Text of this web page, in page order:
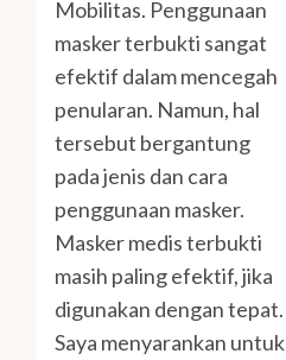
Mobilitas. Penggunaan
masker terbukti sangat
efektif dalam mencegah
penularan. Namun, hal
tersebut bergantung
pada jenis dan cara
penggunaan masker.
Masker medis terbukti
masih paling efektif, jika
digunakan dengan tepat.
Saya menyarankan untuk